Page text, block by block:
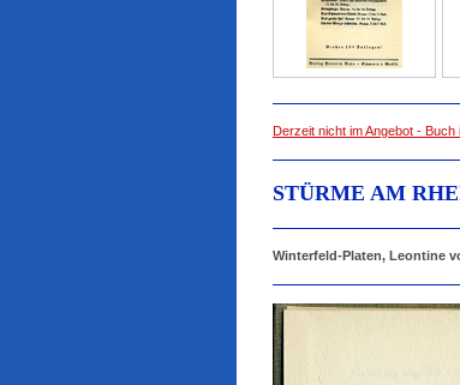
Derzeit nicht im Angebot - Buch
STÜRME AM
Winterfeld-Platen, Leontine